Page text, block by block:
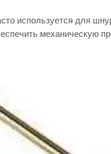
используется для
механическую